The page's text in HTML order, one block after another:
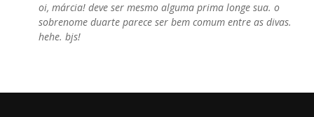
oi, márcia! deve ser mesmo alguma prima longe sua. o
sobrenome duarte parece ser bem comum entre as divas.
hehe. bjs!